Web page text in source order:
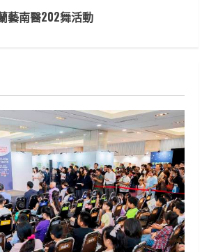
藝南醫202舞活動